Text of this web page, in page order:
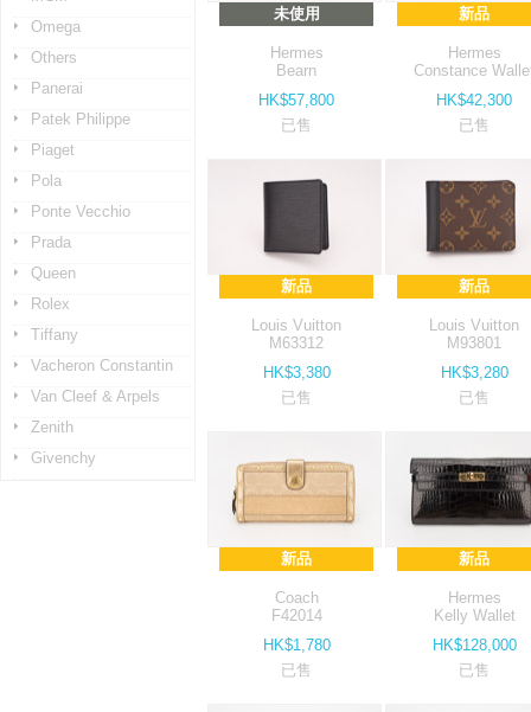
Omega
Others
Panerai
Patek Philippe
Piaget
Pola
Ponte Vecchio
Prada
Queen
Rolex
Tiffany
Vacheron Constantin
Van Cleef & Arpels
Zenith
Givenchy
未使用
Hermes
Bearn
HK$57,800
已售
新品
Hermes
Constance
HK$42,300
已售
新品
Louis Vuitton
M63312
HK$3,380
已售
新品
Louis Vuitton
M93801
HK$3,280
已售
新品
Coach
F42014
HK$1,780
已售
新品
Hermes
Kelly Wallet
HK$128,000
已售